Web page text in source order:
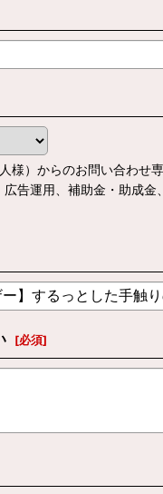
）からのお問い合わせ専
告運用、補助金・助成
[必須]